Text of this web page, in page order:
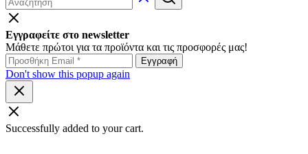
Εγγραφείτε στο newsletter
Μάθετε πρώτοι για τα προϊόντα και τις προσφορές μας!
Don't show this popup again
Successfully added to your cart.